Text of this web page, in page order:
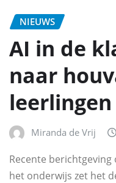
NIEUWS
AI in de
naar
Miranda de Vrij
Recente
het onderwijs zet het